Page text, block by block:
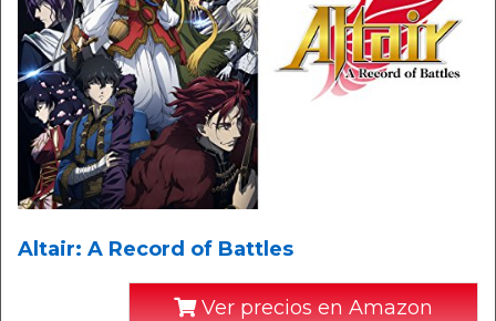
Altair: A Record of Battles
Ver precios en Amazon